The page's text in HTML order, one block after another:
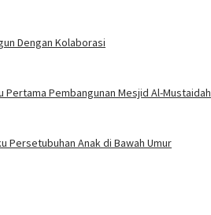
Dengan Kolaborasi
Pembangunan Mesjid Al-Mustaidah
Persetubuhan Anak di Bawah Umur